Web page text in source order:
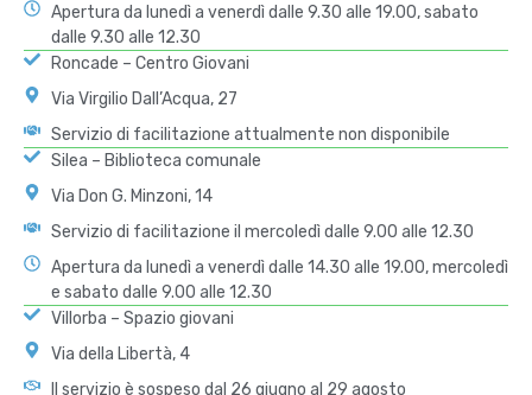
Apertura da lunedì a venerdì dalle 9.30 alle 19.00, sabato
dalle 9.30 alle 12.30
Roncade – Centro Giovani
Via Virgilio Dall’Acqua, 27
Servizio di facilitazione attualmente non disponibile
Silea – Biblioteca comunale
Via Don G. Minzoni, 14
Servizio di facilitazione il mercoledì dalle 9.00 alle 12.30
Apertura da lunedì a venerdì dalle 14.30 alle 19.00, mercoledì
e sabato dalle 9.00 alle 12.30
Villorba – Spazio giovani
Via della Libertà, 4
Il servizio è sospeso dal 26 giugno al 29 agosto